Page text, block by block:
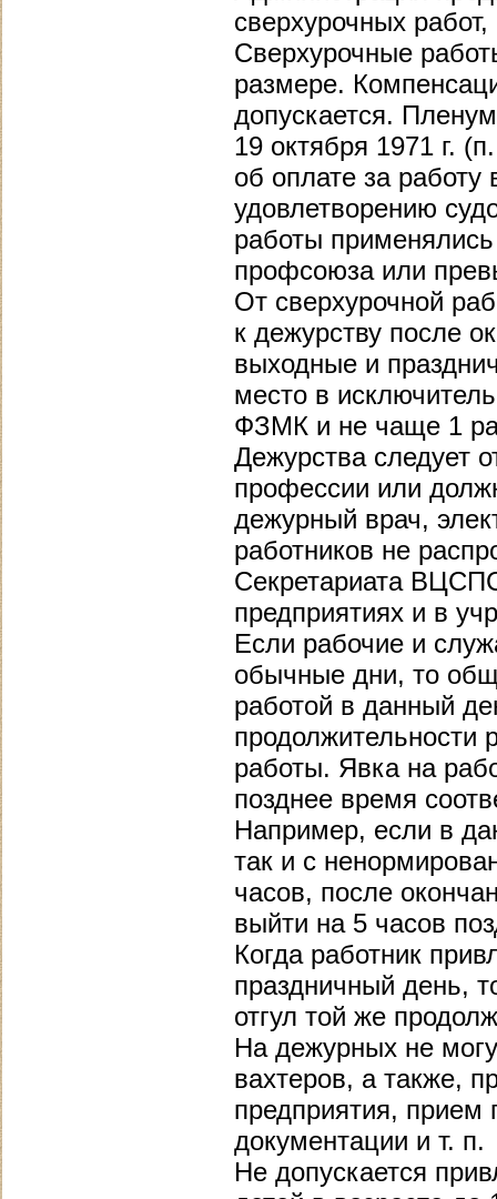
сверхурочных
Сверхурочные
размере.
допускается.
19 октября 1971 г.
об оплате за
удовлетворению
работы
профсоюза или
От сверхурочной
к дежурству после
выходные и
место в
ФЗМК и не чаще 1
Дежурства следует
профессии или
дежурный врач,
работников не
Секретариата
предприятиях и в
Если рабочие и
обычные дни, то
работой в данный
продолжительности
работы. Явка на
позднее время
Например, если в
так и с
часов, после
выйти на 5 часов
Когда работник
праздничный день,
отгул той же
На дежурных не
вахтеров, а также,
предприятия, прием
документации и т. п.
Не допускается